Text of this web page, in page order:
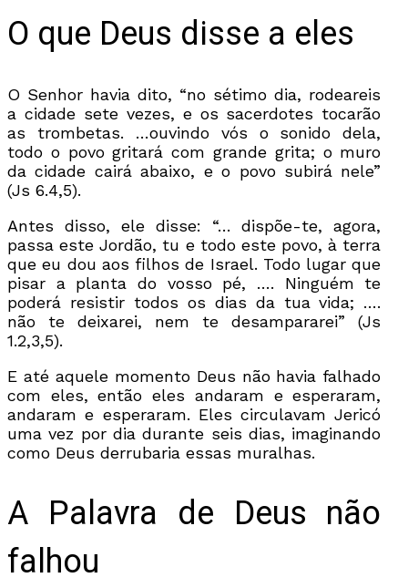
O que Deus disse a eles
O Senhor havia dito, “no sétimo dia, rodeareis
a cidade sete vezes, e os sacerdotes tocarão
as trombetas. …ouvindo vós o sonido dela,
todo o povo gritará com grande grita; o muro
da cidade cairá abaixo, e o povo subirá nele”
(Js 6.4,5).
Antes disso, ele disse: “… dispõe-te, agora,
passa este Jordão, tu e todo este povo, à terra
que eu dou aos filhos de Israel. Todo lugar que
pisar a planta do vosso pé, …. Ninguém te
poderá resistir todos os dias da tua vida; ….
não te deixarei, nem te desampararei” (Js
1.2,3,5).
E até aquele momento Deus não havia falhado
com eles, então eles andaram e esperaram,
andaram e esperaram. Eles circulavam Jericó
uma vez por dia durante seis dias, imaginando
como Deus derrubaria essas muralhas.
A Palavra de Deus não
falhou